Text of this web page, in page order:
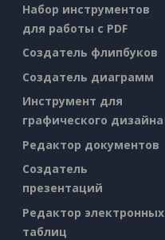
Набор инструментов
для работы с PDF
Создатель флипбуков
Создатель диаграмм
Инструмент для
графического дизайна
Редактор документов
Создатель
презентаций
Редактор электронных
таблиц